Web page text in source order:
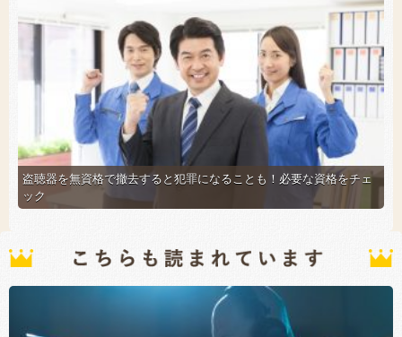
盗聴器を無資格で撤去すると犯罪になることも！必要な資格をチェ
ック